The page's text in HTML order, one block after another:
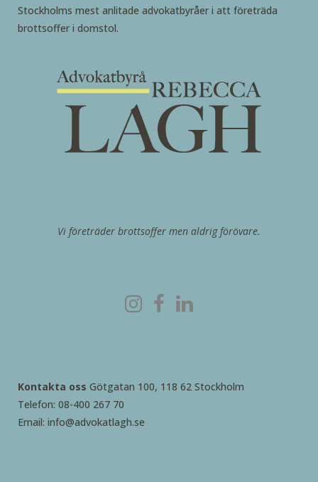
Stockholms mest anlitade advokatbyråer i att företräda
brottsoffer i domstol.
Vi företräder brottsoffer men aldrig förövare.
Kontakta oss Götgatan 100, 118 62 Stockholm
Telefon: 08-400 267 70
Email: info@advokatlagh.se